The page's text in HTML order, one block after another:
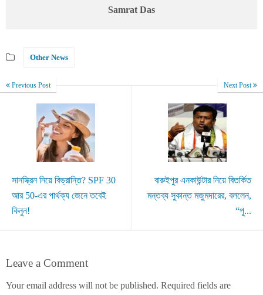
Samrat Das
Other News
Previous Post
সানস্ক্রিন নিয়ে বিভ্রান্তি? SPF 30
আর 50-এর পার্থক্য জেনে তবেই
কিনুন!
Next Post
বারুইপুর এনকাউন্টার নিয়ে বিতর্কিত
মন্তব্য সুকান্ত মজুমদারের, বললেন,
“পু...
Leave a Comment
Your email address will not be published. Required fields are